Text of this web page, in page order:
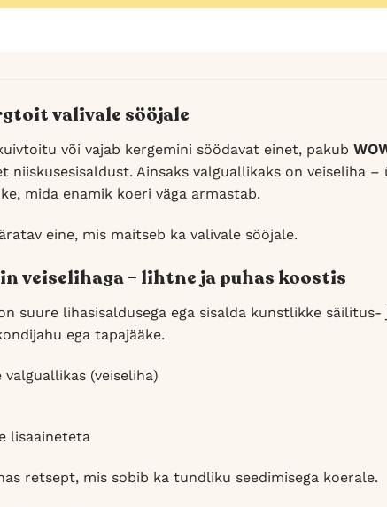
valivale sööjale
või vajab kergemini söödavat einet, pakub
niiskusesisaldust. Ainsaks valguallikaks on veiseliha
mida enamik koeri väga armastab.
eine, mis maitseb ka valivale sööjale.
veiselihaga – lihtne ja puhas koostis
suure lihasisaldusega ega sisalda kunstlikke
ega tapajääke.
(veiseliha)
lisaaineteta
retsept, mis sobib ka tundliku seedimisega koerale.